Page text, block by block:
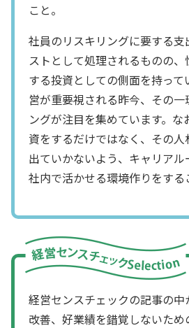
こと。
社員のリスキリングに要する支
ストとして処理されるものの
する投資としての側面を持って
営が重要視される昨今、その一
ングが注目を集めています。
資をするだけではなく、その
出ていかないよう、キャリアル
社内で活かせる環境作りをする
経営センスチェックの記事の
改善、好業績を錯覚しないため